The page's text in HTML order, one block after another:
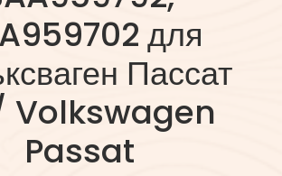
для
Пассат
Volkswagen
Passat